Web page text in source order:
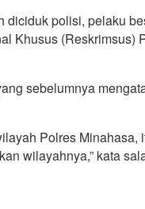
polisi, pelaku
Khusus
sebelumnya
Polres
wilayahnya,” kata